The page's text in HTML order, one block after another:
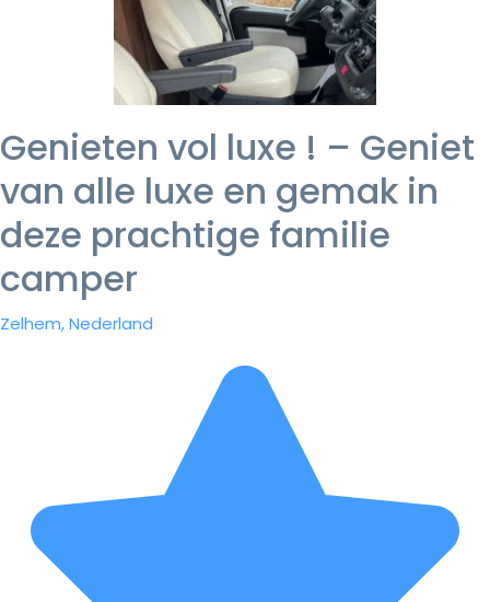
Genieten vol luxe ! – Geniet
van alle luxe en gemak in
deze prachtige familie
camper
Zelhem, Nederland